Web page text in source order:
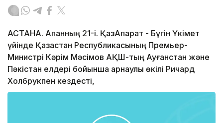
АСТАНА. Ақпанның 21-і. ҚазАқпарат - Бүгін Үкімет
үйінде Қазақстан Республикасының Премьер-
Министрі Кәрім Мәсімов АҚШ-тың Ауғанстан және
Пәкістан елдері бойынша арнаулы өкілі Ричард
Холбрукпен кездесті,